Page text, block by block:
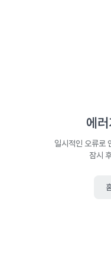
에
일시적인 오류로
잠시